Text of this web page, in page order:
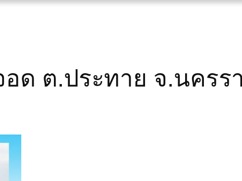
ด ต.ประทาย จ.นครร